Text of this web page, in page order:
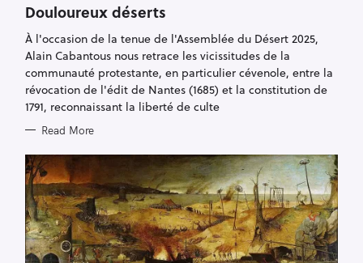
O
R
E
S
Douloureux déserts
À l'occasion de la tenue de l'Assemblée du Désert 2025,
Alain Cabantous nous retrace les vicissitudes de la
communauté protestante, en particulier cévenole, entre la
révocation de l'édit de Nantes (1685) et la constitution de
1791, reconnaissant la liberté de culte
Read More
S
e
a